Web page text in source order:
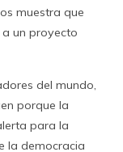
muestra que
un proyecto
del mundo,
porque la
para la
la democracia